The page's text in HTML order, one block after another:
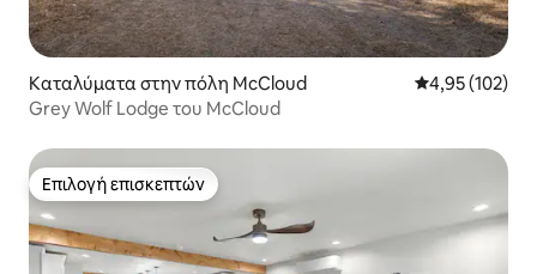
Καταλύματα στην πόλη McCloud Μέση
4,95 (102)
Grey Wolf Lodge του McCloud
Επιλογή επισκεπτών
Επιλογή επισκεπτών